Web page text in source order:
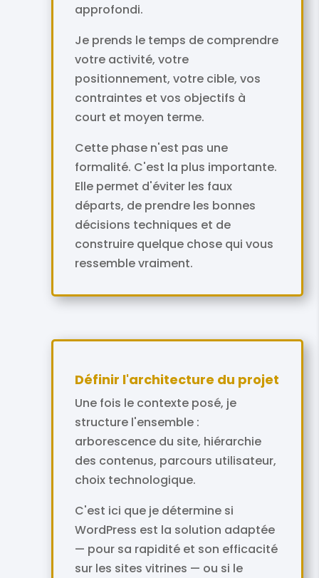
approfondi.
Je prends le temps de comprendre
votre activité, votre
positionnement, votre cible, vos
contraintes et vos objectifs à
court et moyen terme.
Cette phase n'est pas une
formalité. C'est la plus importante.
Elle permet d'éviter les faux
départs, de prendre les bonnes
décisions techniques et de
construire quelque chose qui vous
ressemble vraiment.
Définir l'architecture du projet
Une fois le contexte posé, je
structure l'ensemble :
arborescence du site, hiérarchie
des contenus, parcours utilisateur,
choix technologique.
C'est ici que je détermine si
WordPress est la solution adaptée
— pour sa rapidité et son efficacité
sur les sites vitrines — ou si le